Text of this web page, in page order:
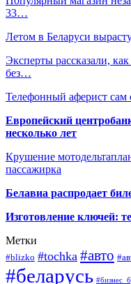
33…
Летом в Беларуси
Эксперты рассказали,
без…
Телефонный аферист сам
Европейский
несколько лет
Крушение
пассажирка
Белавиа распродает
Изготовление ключей:
Метки
#blizko #tochka #авто
#беларусь